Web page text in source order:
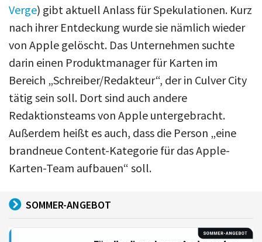
Verge) gibt aktuell Anlass für Spekulationen. Kurz
nach ihrer Entdeckung wurde sie nämlich wieder
von Apple gelöscht. Das Unternehmen suchte
darin einen Produktmanager für Karten im
Bereich „Schreiber/Redakteur“, der in Culver City
tätig sein soll. Dort sind auch andere
Redaktionsteams von Apple untergebracht.
Außerdem heißt es auch, dass die Person „eine
brandneue Content-Kategorie für das Apple-
Karten-Team aufbauen“ soll.
SOMMER-ANGEBOT